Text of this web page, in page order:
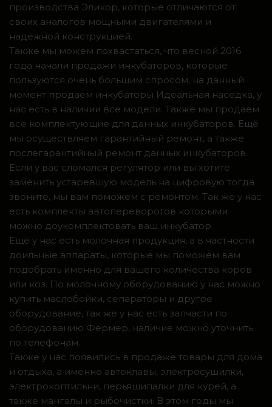
производства Эликор, которые отличаются от
своих аналогов мощными двигателями и
надежной конструкцией.
Также мы можем похвастаться, что весной 2016
года начали продажи инкубаторов, которые
пользуются очень большим спросом, на данный
момент продаем инкубаторы Идеальная наседка, у
нас есть в наличии все модели. Также мы продаем
все комплектующие для данных инкубаторов. Ещё
мы осуществляем гарантийный ремонт, а также
послегарантийный ремонт данных инкубаторов.
Если у вас сломался регулятор или вы хотите
заменить устаревшую модель на цифровую тогда
звоните, мы вам поможем с ремонтом. Так же у нас
есть комплекты автопереворотов которыми
можно доукомплектовать ваш инкубатор.
Ещё у нас есть молочная продукция, а в частности
доильные аппараты, которые мы поможем вам
подобрать именно для вашего количества коров
или коз. По молочному оборудованию у нас можно
купить маслобойки, сепараторы и другое
оборудование, так же у нас есть запчасти по
оборудованию Фермер, наличие можно уточнить
по телефонам.
Также у нас появились в продаже товары для дома
и отдыха, а именно автоклавы, электросушилки,
электрокоптильни, перьящипалки для курей, а
также мангалы и рыбочистки. В этом годы мы